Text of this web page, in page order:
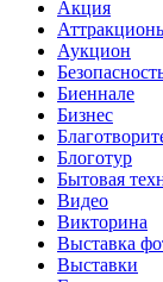
Акция
Аукцион
Биеннале
Бизнес
Блоготур
Бытовая
Видео
Викторина
Выставка
Выставки